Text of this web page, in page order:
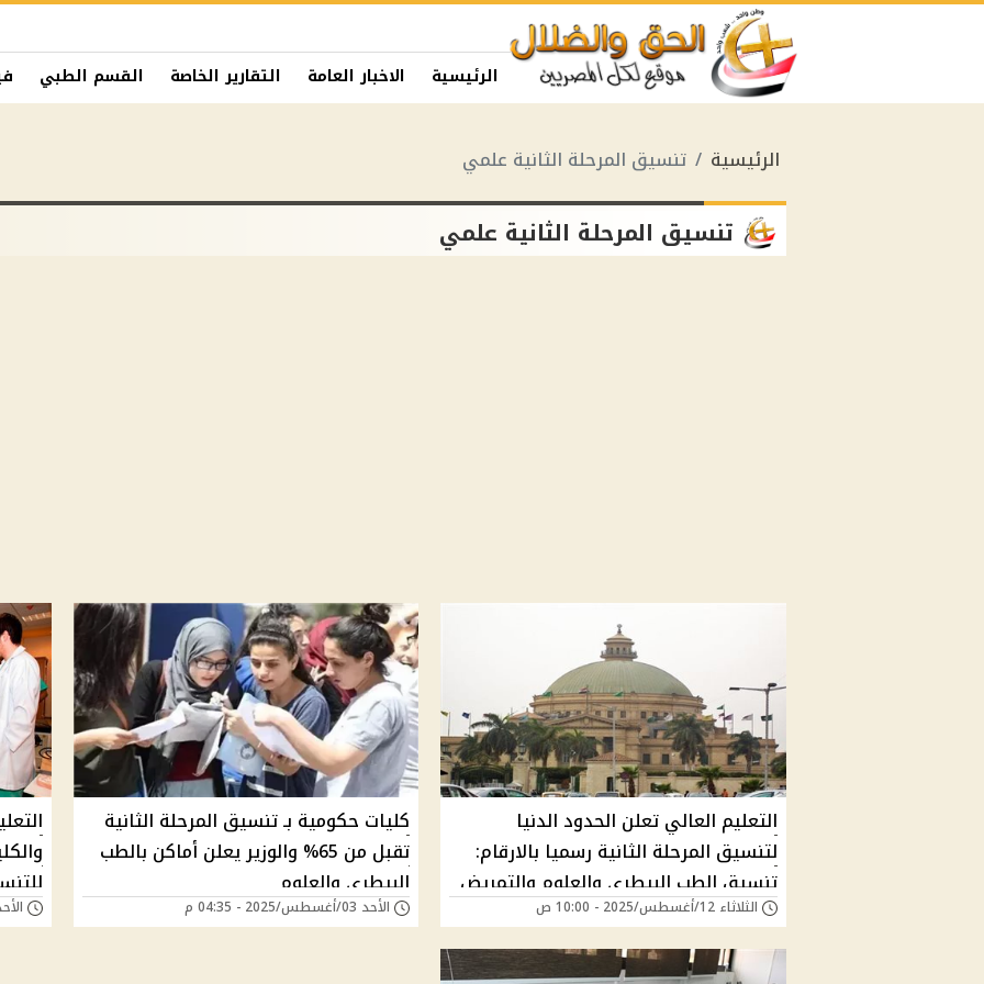
الرئيسية الاخبار العامة التقارير الخاصة القسم الطبي
الرئيسية تنسيق المرحلة الثانية علمي
تنسيق المرحلة الثانية علمي
التعليم العالي تعلن الحدود الدنيا
لتنسيق المرحلة الثانية رسميا بالارقام:
تنسيق الطب البيطري والعلوم والتمريض
والحاسبات
الثلاثاء 12/أغسطس/2025 - 10:00 ص
كليات حكومية بـ تنسيق المرحلة الثانية
تقبل من 65% والوزير يعلن أماكن بالطب
البيطري والعلوم
الأحد 03/أغسطس/2025 - 04:35 م الأحد 18/أغسطس/